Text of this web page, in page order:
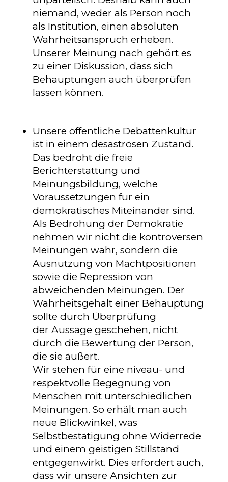
niemand, weder als Person noch
als Institution, einen absoluten
Wahrheitsanspruch erheben.
Unserer Meinung nach gehört es
zu einer Diskussion, dass sich
Behauptungen auch überprüfen
lassen können.
Unsere öffentliche Debattenkultur
ist in einem desaströsen Zustand.
Das bedroht die freie
Berichterstattung und
Meinungsbildung, welche
Voraussetzungen für ein
demokratisches Miteinander sind.
Als Bedrohung der Demokratie
nehmen wir nicht die kontroversen
Meinungen wahr, sondern die
Ausnutzung von Machtpositionen
sowie die Repression von
abweichenden Meinungen. Der
Wahrheitsgehalt einer Behauptung
sollte durch Überprüfung
der Aussage geschehen, nicht
durch die Bewertung der Person,
die sie äußert.
Wir stehen für eine niveau- und
respektvolle Begegnung von
Menschen mit unterschiedlichen
Meinungen. So erhält man auch
neue Blickwinkel, was
Selbstbestätigung ohne Widerrede
und einem geistigen Stillstand
entgegenwirkt. Dies erfordert auch,
dass wir unsere Ansichten zur